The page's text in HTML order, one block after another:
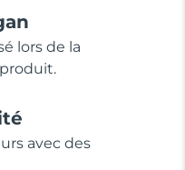
lors de la
avec des